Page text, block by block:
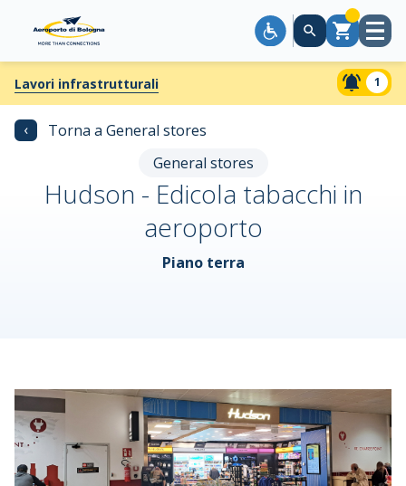
CarrelloApri
Lavori infrastrutturali 1
‹
Torna a General stores
General stores
Hudson - Edicola tabacchi in
aeroporto
Piano terra